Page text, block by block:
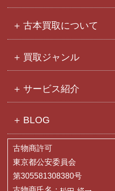
古本買取について
買取ジャンル
サービス紹介
BLOG
古物商許可
東京都公安委員会
第305581308380号